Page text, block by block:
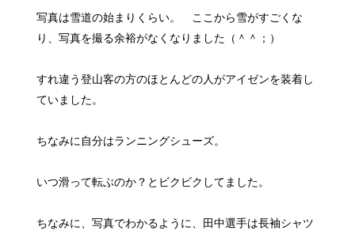
写真は雪道の始まりくらい。 ここから雪がすごくな
り、写真を撮る余裕がなくなりました（＾＾；）
すれ違う登山客の方のほとんどの人がアイゼンを装着し
ていました。
ちなみに自分はランニングシューズ。
いつ滑って転ぶのか？とビクビクしてました。
ちなみに、写真でわかるように、田中選手は長袖シャツ